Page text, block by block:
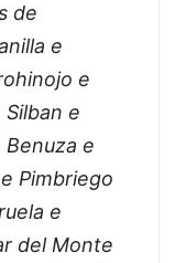
de
e
e
e
Benuza e
Pimbriego
e
del Monte